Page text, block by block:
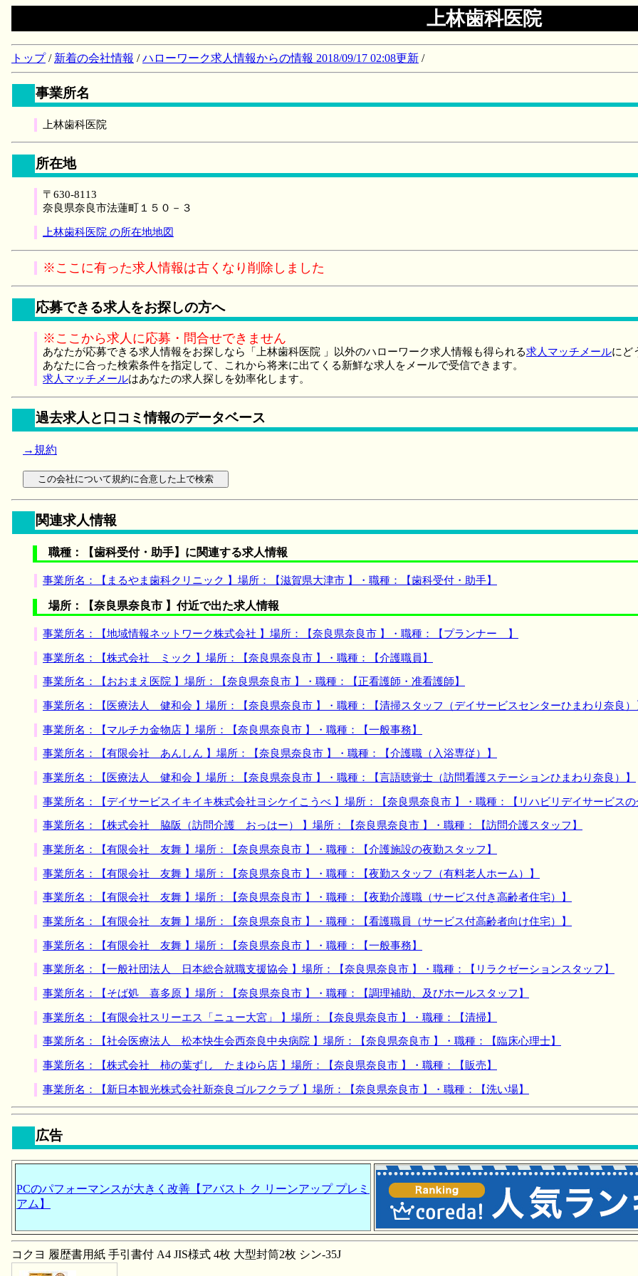
上林歯科医院
トップ/ 新着の会社情報 /ハローワーク求人情報からの情報 2018/09/17 02:08更新 /
事業所名
上林歯科医院
所在地
〒630-8113
奈良県奈良市法蓮町１５０－３
上林歯科医院 の所在地地図
※ここに有った求人情報は古くなり削除しました
応募できる求人をお探しの方へ
※ここから求人に応募・問合せできません
あなたが応募できる求人情報をお探しなら「上林歯科医院 」以外のハローワーク求人情報も得られる求人マッチメールにど
あなたに合った検索条件を指定して、これから将来に出てくる新鮮な求人をメールで受信できます。
求人マッチメールはあなたの求人探しを効率化します。
過去求人と口コミ情報のデータベース
→規約
関連求人情報
職種：【歯科受付・助手】に関連する求人情報
事業所名：【まるやま歯科クリニック 】場所：【滋賀県大津市 】・職種：【歯科受付・助手】
場所：【奈良県奈良市 】付近で出た求人情報
事業所名：【地域情報ネットワーク株式会社 】場所：【奈良県奈良市 】・職種：【プランナー 】
事業所名：【株式会社 ミック 】場所：【奈良県奈良市 】・職種：【介護職員】
事業所名：【おおまえ医院 】場所：【奈良県奈良市 】・職種：【正看護師・准看護師】
事業所名：【医療法人 健和会 】場所：【奈良県奈良市 】・職種：【清掃スタッフ（デイサービスセンターひまわり奈良）
事業所名：【マルチカ金物店 】場所：【奈良県奈良市 】・職種：【一般事務】
事業所名：【有限会社 あんしん 】場所：【奈良県奈良市 】・職種：【介護職（入浴専従）】
事業所名：【医療法人 健和会 】場所：【奈良県奈良市 】・職種：【言語聴覚士（訪問看護ステーションひまわり奈良）】
事業所名：【デイサービスイキイキ株式会社ヨシケイこうべ 】場所：【奈良県奈良市 】・職種：【リハビリデイサービス
事業所名：【株式会社 脇阪（訪問介護 おっはー） 】場所：【奈良県奈良市 】・職種：【訪問介護スタッフ】
事業所名：【有限会社 友舞 】場所：【奈良県奈良市 】・職種：【介護施設の夜勤スタッフ】
事業所名：【有限会社 友舞 】場所：【奈良県奈良市 】・職種：【夜勤スタッフ（有料老人ホーム）】
事業所名：【有限会社 友舞 】場所：【奈良県奈良市 】・職種：【夜勤介護職（サービス付き高齢者住宅）】
事業所名：【有限会社 友舞 】場所：【奈良県奈良市 】・職種：【看護職員（サービス付高齢者向け住宅）】
事業所名：【有限会社 友舞 】場所：【奈良県奈良市 】・職種：【一般事務】
事業所名：【一般社団法人 日本総合就職支援協会 】場所：【奈良県奈良市 】・職種：【リラクゼーションスタッフ】
事業所名：【そば処 喜多原 】場所：【奈良県奈良市 】・職種：【調理補助、及びホールスタッフ】
事業所名：【有限会社スリーエス「ニュー大宮」 】場所：【奈良県奈良市 】・職種：【清掃】
事業所名：【社会医療法人 松本快生会西奈良中央病院 】場所：【奈良県奈良市 】・職種：【臨床心理士】
事業所名：【株式会社 柿の葉ずし たまゆら店 】場所：【奈良県奈良市 】・職種：【販売】
事業所名：【新日本観光株式会社新奈良ゴルフクラブ 】場所：【奈良県奈良市 】・職種：【洗い場】
広告
PCのパフォーマンスが大きく改善【アバスト ク リーンアップ プレミ
アム】
コクヨ 履歴書用紙 手引書付 A4 JIS様式 4枚 大型封筒2枚 シン-35J